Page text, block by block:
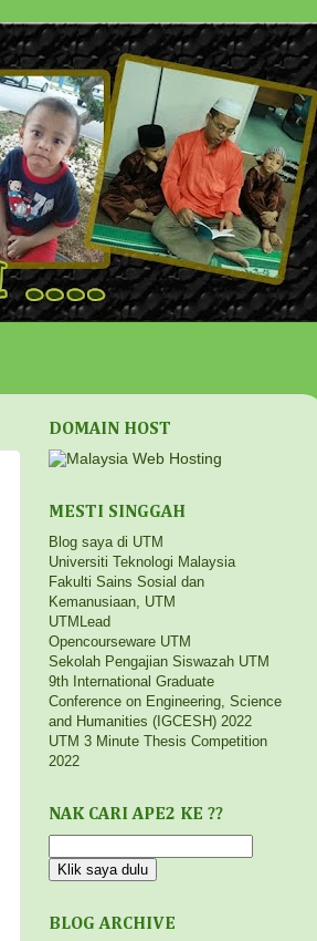
DOMAIN HOST
MESTI SINGGAH
Blog saya di UTM
Universiti Teknologi Malaysia
Fakulti Sains Sosial dan
Kemanusiaan, UTM
UTMLead
Opencourseware UTM
Sekolah Pengajian Siswazah UTM
9th International Graduate
Conference on Engineering, Science
and Humanities (IGCESH) 2022
UTM 3 Minute Thesis Competition
2022
NAK CARI APE2 KE ??
BLOG ARCHIVE